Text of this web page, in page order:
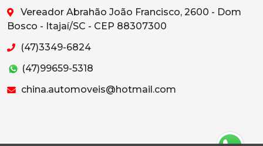
Vereador Abrahão João Francisco, 2600 - Dom
Bosco - Itajaí/SC - CEP 88307300
(47)3349-6824
(47)99659-5318
china.automoveis@hotmail.com